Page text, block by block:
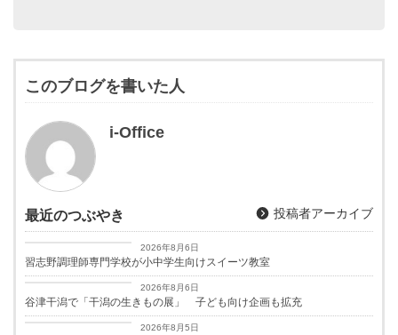
このブログを書いた人
i-Office
最近のつぶやき 投稿者アーカイブ
2026年8月6日
習志野調理師専門学校が小中学生向けスイーツ教室
習志野経済新聞
2026年8月6日
谷津干潟で「干潟の生きもの展」 子ども向け企画も拡充
習志野経済新聞
2026年8月5日